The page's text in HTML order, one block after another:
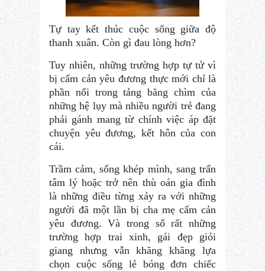
Tự tay kết thúc cuộc sống giữa độ
thanh xuân. Còn gì đau lòng hơn?
Tuy nhiên, những trường hợp tự tử vì
bị cấm cản yêu đương thực mới chỉ là
phần nổi trong tảng băng chìm của
những hệ lụy mà nhiều người trẻ đang
phải gánh mang từ chính việc áp đặt
chuyện yêu đương, kết hôn của con
cái.
Trầm cảm, sống khép mình, sang trấn
tâm lý hoặc trở nên thù oán gia đình
là những điều từng xảy ra với những
người đã một lần bị cha mẹ cấm cản
yêu đương. Và trong số rất những
trường hợp trai xinh, gái đẹp giỏi
giang nhưng vẫn khăng khăng lựa
chọn cuộc sống lẻ bóng đơn chiếc